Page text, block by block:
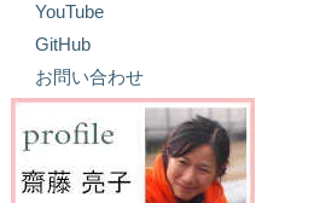
YouTube
GitHub
お問い合わせ